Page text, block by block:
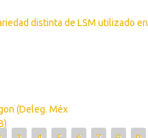
distinta de LSM utilizado en
(Deleg. Méx